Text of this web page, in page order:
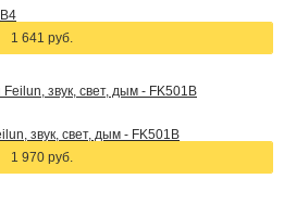
1 641 руб.
звук, свет, дым - FK501B
1 970 руб.